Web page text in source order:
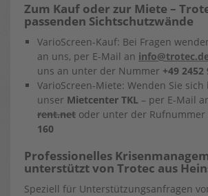
Zum Kauf oder zur Miete –
passenden Sichtschutzwände
VarioScreen-Kauf: Bei Fragen
an uns, per E-Mail an
uns an unter der Nummer +49 2452
VarioScreen-Miete: Wenden Sie
unser Mietcenter TKL – per E-Mail
rent.net oder unter der Rufnummer
160
Professionelles
unterstützt von Trotec aus
Speziell für Unterstützungsanfragen